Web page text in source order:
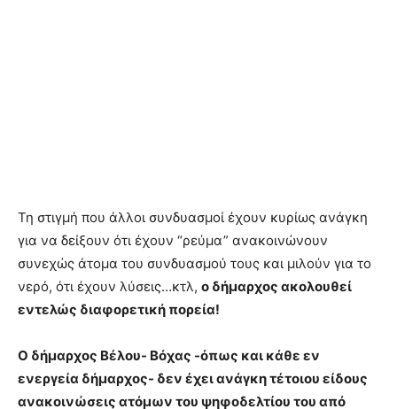
Τη στιγμή που άλλοι συνδυασμοί έχουν κυρίως ανάγκη
για να δείξουν ότι έχουν “ρεύμα” ανακοινώνουν
συνεχώς άτομα του συνδυασμού τους και μιλούν για το
νερό, ότι έχουν λύσεις…κτλ, ο δήμαρχος ακολουθεί
εντελώς διαφορετική πορεία!
Ο δήμαρχος Βέλου- Βόχας -όπως και κάθε εν
ενεργεία δήμαρχος- δεν έχει ανάγκη τέτοιου είδους
ανακοινώσεις ατόμων του ψηφοδελτίου του από